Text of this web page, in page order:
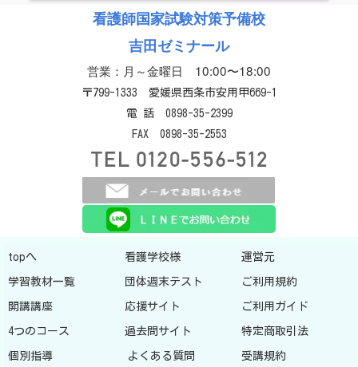
看護師国家試験対策予備校
吉田ゼミナール
営業：月～金曜日 10:00〜18:00
〒799-1333 愛媛県西条市安用甲669-1
電 話 0898-35-2399
FAX 0898-35-2553
topへ 看護学校様 運営元
学習教材一覧 団体週末テスト ご利用規約
開講講座 応援サイト ご利用ガイド
4つのコース 過去問サイト 特定商取引法
個別指導 よくある質問 受講規約